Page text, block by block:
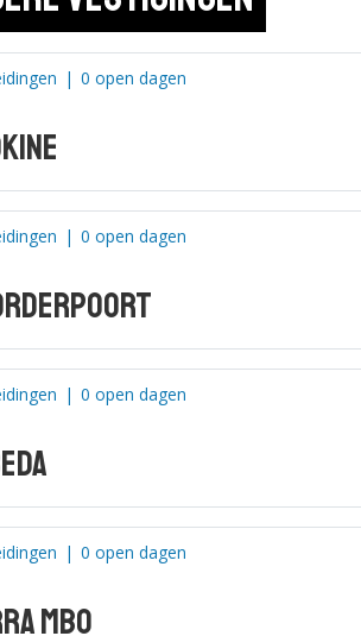
| 0 open dagen
| 0 open dagen
| 0 open dagen
| 0 open dagen
MBO